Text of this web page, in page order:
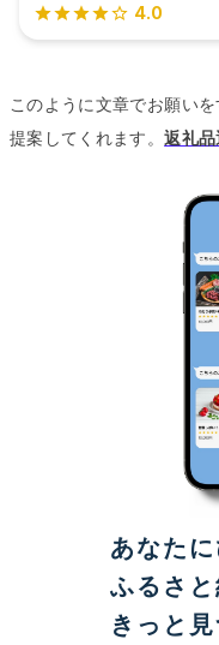
4.0
このように文章でお願い
提案してくれます。返礼品
あなた
ふるさ
きっと